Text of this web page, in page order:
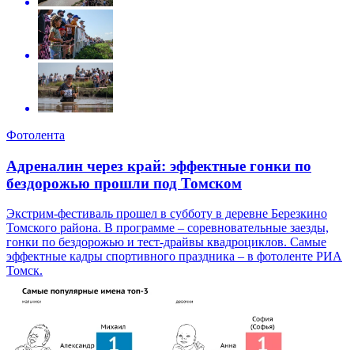
Фотолента
Адреналин через край: эффектные гонки по
бездорожью прошли под Томском
Экстрим-фестиваль прошел в субботу в деревне Березкино
Томского района. В программе – соревновательные заезды,
гонки по бездорожью и тест-драйвы квадроциклов. Самые
эффектные кадры спортивного праздника – в фотоленте РИА
Томск.